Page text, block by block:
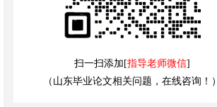
扫一扫添加[指导老师微信]
（山东毕业论文相关问题，在线咨询！）